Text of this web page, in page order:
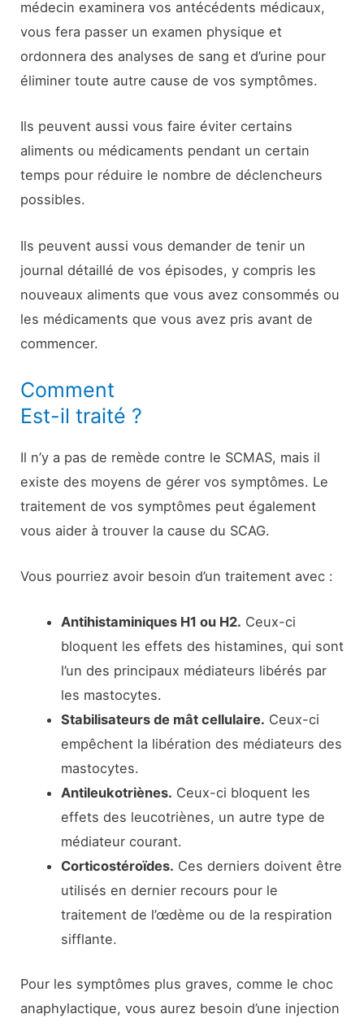
médecin examinera vos antécédents médicaux,
vous fera passer un examen physique et
ordonnera des analyses de sang et d’urine pour
éliminer toute autre cause de vos symptômes.
Ils peuvent aussi vous faire éviter certains
aliments ou médicaments pendant un certain
temps pour réduire le nombre de déclencheurs
possibles.
Ils peuvent aussi vous demander de tenir un
journal détaillé de vos épisodes, y compris les
nouveaux aliments que vous avez consommés ou
les médicaments que vous avez pris avant de
commencer.
Comment
Est-il traité ?
Il n’y a pas de remède contre le SCMAS, mais il
existe des moyens de gérer vos symptômes. Le
traitement de vos symptômes peut également
vous aider à trouver la cause du SCAG.
Vous pourriez avoir besoin d’un traitement avec :
Antihistaminiques H1 ou H2. Ceux-ci
bloquent les effets des histamines, qui sont
l’un des principaux médiateurs libérés par
les mastocytes.
Stabilisateurs de mât cellulaire. Ceux-ci
empêchent la libération des médiateurs des
mastocytes.
Antileukotriènes. Ceux-ci bloquent les
effets des leucotriènes, un autre type de
médiateur courant.
Corticostéroïdes. Ces derniers doivent être
utilisés en dernier recours pour le
traitement de l’œdème ou de la respiration
sifflante.
Pour les symptômes plus graves, comme le choc
anaphylactique, vous aurez besoin d’une injection